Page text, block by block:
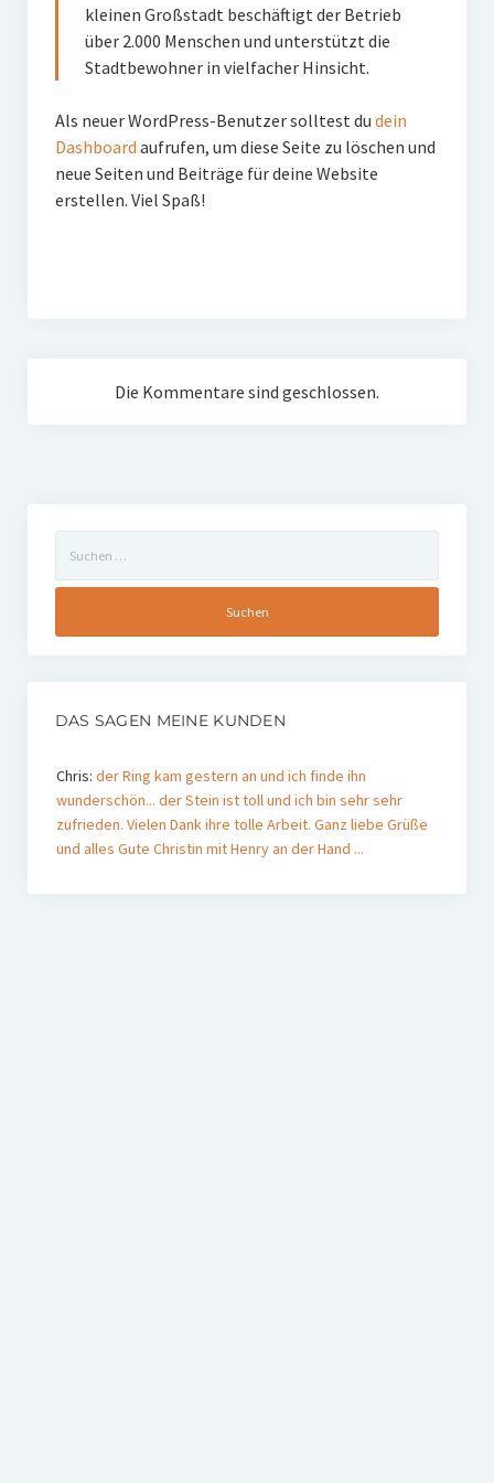
Die Designerin
Nachhaltigkeit
kleinen Großstadt beschäftigt der Betrieb
über 2.000 Menschen und unterstützt die
Stadtbewohner in vielfacher Hinsicht.
Als neuer WordPress-Benutzer solltest du dein
Dashboard aufrufen, um diese Seite zu löschen und
neue Seiten und Beiträge für deine Website
erstellen. Viel Spaß!
Die Kommentare sind geschlossen.
nach:
DAS SAGEN MEINE KUNDEN
Chris: der Ring kam gestern an und ich finde ihn
wunderschön... der Stein ist toll und ich bin sehr sehr
zufrieden. Vielen Dank ihre tolle Arbeit. Ganz liebe Grüße
und alles Gute Christin mit Henry an der Hand ...